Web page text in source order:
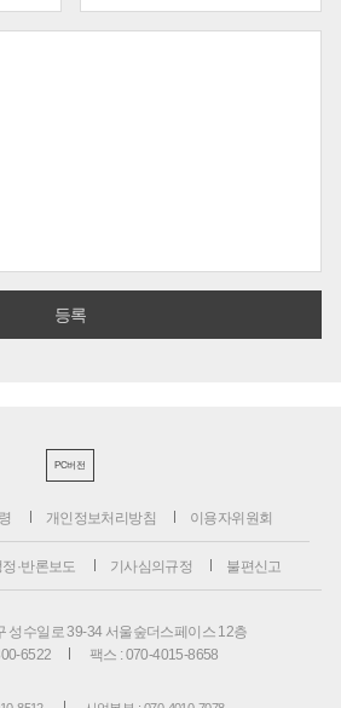
PC버전
개인정보처리방침 이용자위원회
정·반론보도 기사심의규정 불편신고
성수일로 39-34 서울숲더스페이스 12층
6522
팩스 : 070-4015-8658